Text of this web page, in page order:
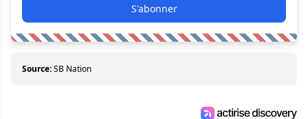
S'abonner
Source:SB Nation